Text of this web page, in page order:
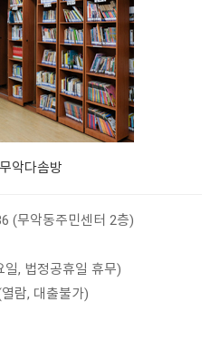
악다솜방
(무악동주민센터 2층)
, 법정공휴일 휴무)
람, 대출불가)